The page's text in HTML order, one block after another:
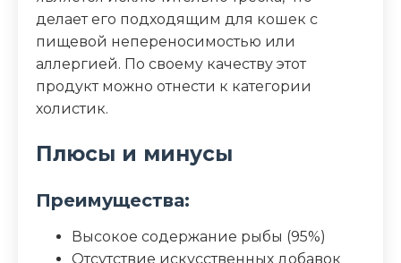
делает его подходящим для кошек с
пищевой непереносимостью или
аллергией. По своему качеству этот
продукт можно отнести к категории
холистик.
Плюсы и минусы
Преимущества:
Высокое содержание рыбы (95%)
Отсутствие искусственных добавок